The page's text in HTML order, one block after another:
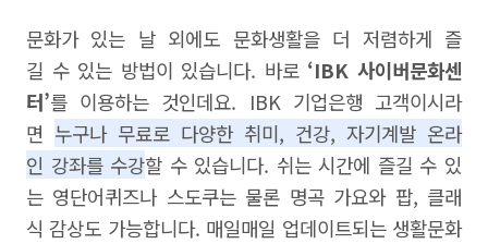
문화가 있는 날 외에도 문화생활을 더 저렴하게 즐
길 수 있는 방법이 있습니다. 바로 ‘IBK 사이버문화센
터’를 이용하는 것인데요. IBK 기업은행 고객이시라
면 누구나 무료로 다양한 취미, 건강, 자기계발 온라
인 강좌를 수강할 수 있습니다. 쉬는 시간에 즐길 수 있
는 영단어퀴즈나 스도쿠는 물론 명곡 가요와 팝, 클래
식 감상도 가능합니다. 매일매일 업데이트되는 생활문화